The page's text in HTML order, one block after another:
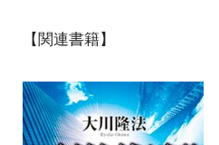
【関連書籍】